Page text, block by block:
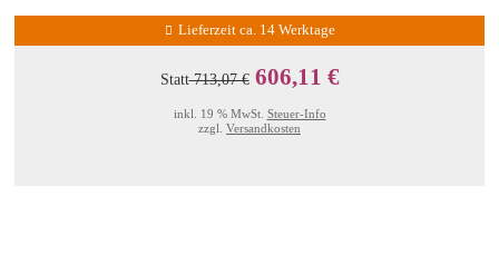
Lieferzeit ca. 14 Werktage
Statt713,07 € 606,11 €
inkl. 19 % MwSt. Steuer-Info
zzgl. Versandkosten